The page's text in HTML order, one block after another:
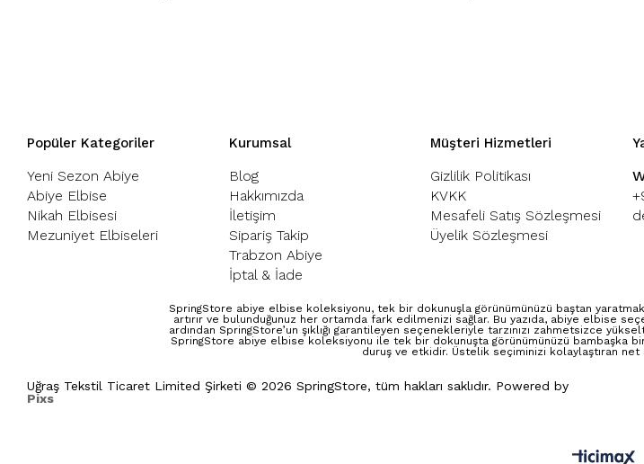
Popüler Kategoriler
Yeni Sezon Abiye
Abiye Elbise
Nikah Elbisesi
Mezuniyet Elbiseleri
Kurumsal
Blog
Hakkımızda
İletişim
Sipariş Takip
Trabzon Abiye
İptal & İade
Müşteri Hizmetleri
Gizlilik Politikası
KVKK
Mesafeli Satış Sözleşmesi
Üyelik Sözleşmesi
SpringStore abiye elbise koleksiyonu, tek bir dokunuşla görünümünüzü baştan yaratmak
artırır ve bulunduğunuz her ortamda fark edilmenizi sağlar. Bu yazıda, abiye elbise
ardından SpringStore’un şıklığı garantileyen seçenekleriyle tarzınızı zahmetsizce
SpringStore abiye elbise koleksiyonu ile tek bir dokunuşta görünümünüzü bambaşka
duruş ve etkidir. Üstelik seçiminizi kolaylaştıran
Uğraş Tekstil Ticaret Limited Şirketi © 2026 SpringStore, tüm hakları saklıdır. Powered by
Pixs